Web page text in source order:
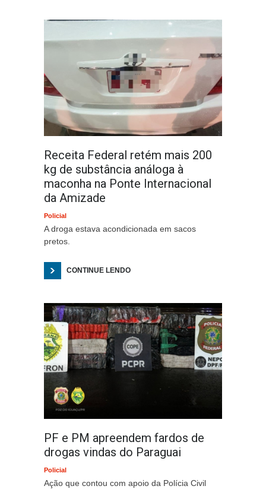
Receita Federal retém mais 200
kg de substância análoga à
maconha na Ponte Internacional
da Amizade
Policial
A droga estava acondicionada em sacos
pretos.
CONTINUE LENDO
PF e PM apreendem fardos de
drogas vindas do Paraguai
Policial
Ação que contou com apoio da Polícia Civil